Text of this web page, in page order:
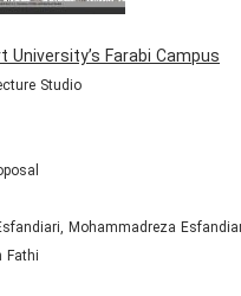
Farabi Campus
Studio
Mohammadreza
Fathi